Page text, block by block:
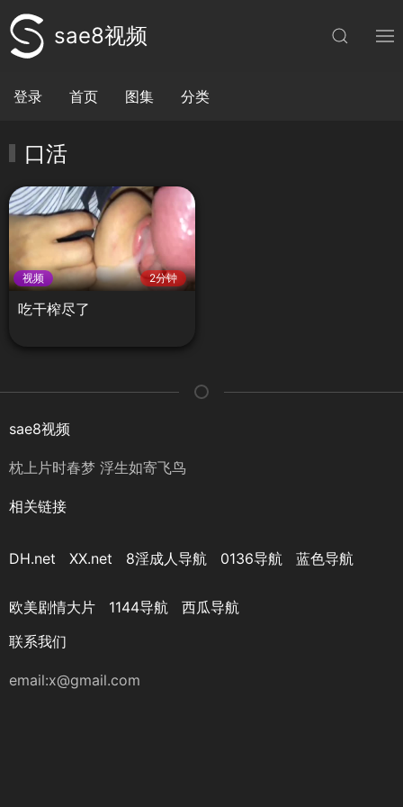
sae8视频
登录 首页 图集 分类
口活
视频 2分钟
吃干榨尽了
sae8视频
枕上片时春梦 浮生如寄飞鸟
相关链接
DH.net XX.net 8淫成人导航 0136导航 蓝色导航
欧美剧情大片 1144导航
西瓜导航
联系我们
email:x@gmail.com